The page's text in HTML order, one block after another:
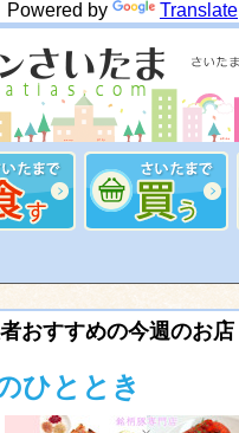
Powered by Translate
おすすめの今週のお店
ひととき